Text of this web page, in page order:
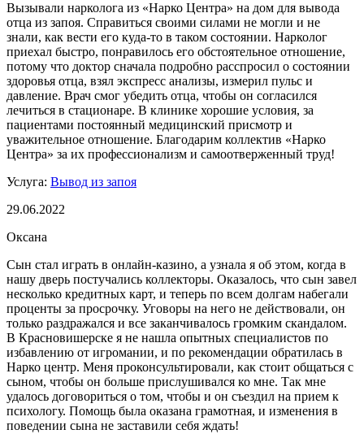
Вызывали нарколога из «Нарко Центра» на дом для вывода
отца из запоя. Справиться своими силами не могли и не
знали, как вести его куда-то в таком состоянии. Нарколог
приехал быстро, понравилось его обстоятельное отношение,
потому что доктор сначала подробно расспросил о состоянии
здоровья отца, взял экспресс анализы, измерил пульс и
давление. Врач смог убедить отца, чтобы он согласился
лечиться в стационаре. В клинике хорошие условия, за
пациентами постоянный медицинский присмотр и
уважительное отношение. Благодарим коллектив «Нарко
Центра» за их профессионализм и самоотверженный труд!
Услуга: Вывод из запоя
29.06.2022
Оксана
Сын стал играть в онлайн-казино, а узнала я об этом, когда в
нашу дверь постучались коллекторы. Оказалось, что сын завел
несколько кредитных карт, и теперь по всем долгам набегали
проценты за просрочку. Уговоры на него не действовали, он
только раздражался и все заканчивалось громким скандалом.
В Красновишерске я не нашла опытных специалистов по
избавлению от игромании, и по рекомендации обратилась в
Нарко центр. Меня проконсультировали, как стоит общаться с
сыном, чтобы он больше прислушивался ко мне. Так мне
удалось договориться о том, чтобы и он съездил на прием к
психологу. Помощь была оказана грамотная, и изменения в
поведении сына не заставили себя ждать!